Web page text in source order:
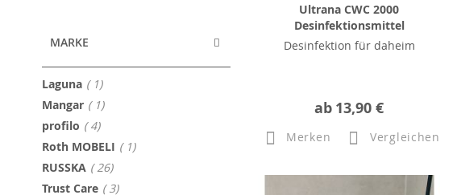
Ultrana CWC 2000
Desinfektionsmittel
Desinfektion für daheim
ab 13,90 €
Merken Vergleichen
MARKE
Laguna 1Artikel
Mangar 1Artikel
profilo 4Artikel
Roth MOBELI 1Artikel
RUSSKA 26Artikel
Trust Care 3Artikel